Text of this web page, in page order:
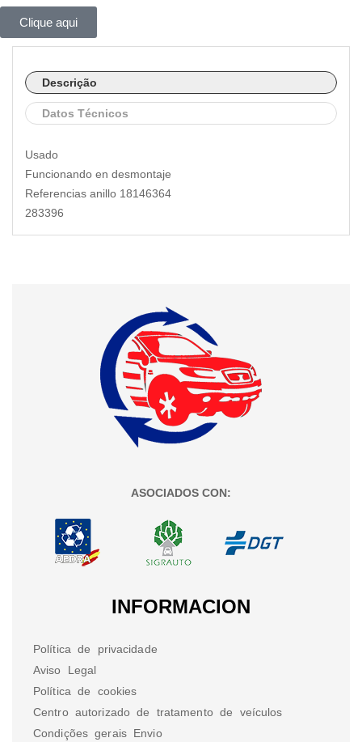
Clique aqui
Descrição
Datos Técnicos
Usado
Funcionando en desmontaje
Referencias anillo 18146364
283396
ASOCIADOS CON:
INFORMACION
Política de privacidade
Aviso Legal
Política de cookies
Centro autorizado de tratamento de veículos
Condições gerais Envio